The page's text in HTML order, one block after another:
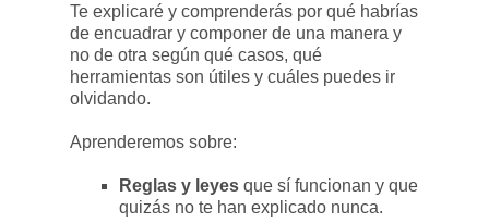
Te explicaré y comprenderás por qué habrías
de encuadrar y componer de una manera y
no de otra según qué casos, qué
herramientas son útiles y cuáles puedes ir
olvidando.
Aprenderemos sobre:
Reglas y leyes que sí funcionan y que
quizás no te han explicado nunca.